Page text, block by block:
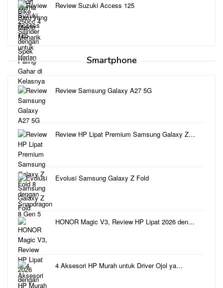
Review Suzuki Access 125
Smartphone
Review Samsung Galaxy A27 5G
Review HP Lipat Premium Samsung Galaxy Z…
Evolusi Samsung Galaxy Z Fold
HONOR Magic V3, Review HP Lipat 2026 den…
4 Aksesori HP Murah untuk Driver Ojol ya…